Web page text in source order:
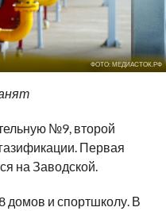
ФОТО: МЕДИАСТОК.РФ
№9, второй
Первая
на Заводской.
домов и спортшколу. В